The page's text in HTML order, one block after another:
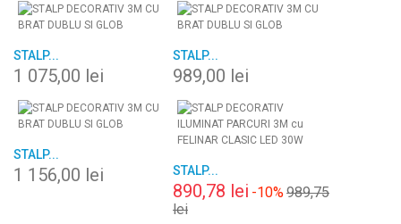
STALP...
1 075,00 lei
STALP...
989,00 lei
STALP...
1 156,00 lei STALP...
890,78 lei -10%989,75
lei